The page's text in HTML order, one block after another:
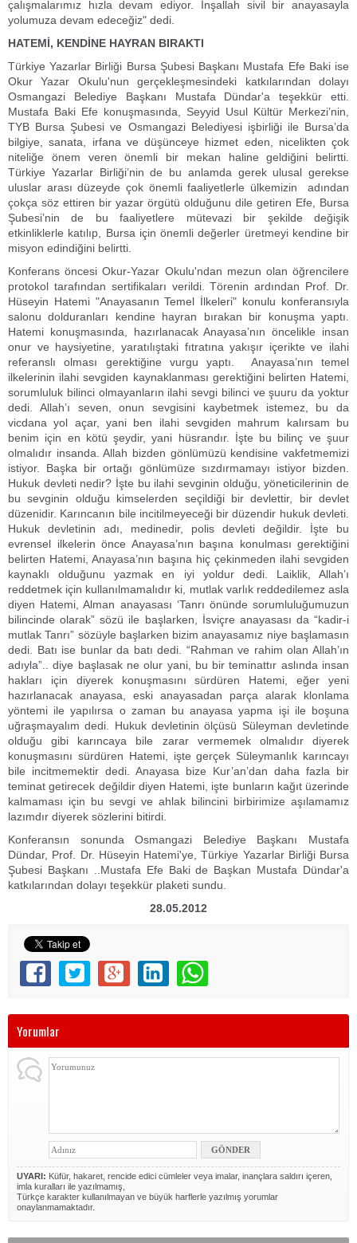
çalışmalarımız hızla devam ediyor. İnşallah sivil bir anayasayla
yolumuza devam edeceğiz" dedi.
HATEMİ, KENDİNE HAYRAN BIRAKTI
Türkiye Yazarlar Birliği Bursa Şubesi Başkanı Mustafa Efe Baki ise
Okur Yazar Okulu'nun gerçekleşmesindeki katkılarından dolayı
Osmangazi Belediye Başkanı Mustafa Dündar'a teşekkür etti.
Mustafa Baki Efe konuşmasında, Seyyid Usul Kültür Merkezi’nin,
TYB Bursa Şubesi ve Osmangazi Belediyesi işbirliği ile Bursa’da
bilgiye, sanata, irfana ve düşünceye hizmet eden, nicelikten çok
niteliğe önem veren önemli bir mekan haline geldiğini belirtti.
Türkiye Yazarlar Birliği’nin de bu anlamda gerek ulusal gerekse
uluslar arası düzeyde çok önemli faaliyetlerle ülkemizin adından
çokça söz ettiren bir yazar örgütü olduğunu dile getiren Efe, Bursa
Şubesi’nin de bu faaliyetlere mütevazi bir şekilde değişik
etkinliklerle katılıp, Bursa için önemli değerler üretmeyi kendine bir
misyon edindiğini belirtti.
Konferans öncesi Okur-Yazar Okulu'ndan mezun olan öğrencilere
protokol tarafından sertifikaları verildi. Törenin ardından Prof. Dr.
Hüseyin Hatemi "Anayasanın Temel İlkeleri" konulu konferansıyla
salonu dolduranları kendine hayran bırakan bir konuşma yaptı.
Hatemi konuşmasında, hazırlanacak Anayasa’nın öncelikle insan
onur ve haysiyetine, yaratılıştaki fıtratına yakışır içerikte ve ilahi
referanslı olması gerektiğine vurgu yaptı. Anayasa’nın temel
ilkelerinin ilahi sevgiden kaynaklanması gerektiğini belirten Hatemi,
sorumluluk bilinci olmayanların ilahi sevgi bilinci ve şuuru da yoktur
dedi. Allah’ı seven, onun sevgisini kaybetmek istemez, bu da
vicdana yol açar, yani ben ilahi sevgiden mahrum kalırsam bu
benim için en kötü şeydir, yani hüsrandır. İşte bu bilinç ve şuur
olmalıdır insanda. Allah bizden gönlümüzü kendisine vakfetmemizi
istiyor. Başka bir ortağı gönlümüze sızdırmamayı istiyor bizden.
Hukuk devleti nedir? İşte bu ilahi sevginin olduğu, yöneticilerinin de
bu sevginin olduğu kimselerden seçildiği bir devlettir, bir devlet
düzenidir. Karıncanın bile incitilmeyeceği bir düzendir hukuk devleti.
Hukuk devletinin adı, medinedir, polis devleti değildir. İşte bu
evrensel ilkelerin önce Anayasa’nın başına konulması gerektiğini
belirten Hatemi, Anayasa’nın başına hiç çekinmeden ilahi sevgiden
kaynaklı olduğunu yazmak en iyi yoldur dedi. Laiklik, Allah’ı
reddetmek için kullanılmamalıdır ki, mutlak varlık reddedilemez asla
diyen Hatemi, Alman anayasası ‘Tanrı önünde sorumluluğumuzun
bilincinde olarak” sözü ile başlarken, İsviçre anayasası da “kadir-i
mutlak Tanrı” sözüyle başlarken bizim anayasamız niye başlamasın
dedi. Batı ise bunlar da batı dedi. “Rahman ve rahim olan Allah’ın
adıyla”.. diye başlasak ne olur yani, bu bir teminattır aslında insan
hakları için diyerek konuşmasını sürdüren Hatemi, eğer yeni
hazırlanacak anayasa, eski anayasadan parça alarak klonlama
yöntemi ile yapılırsa o zaman bu anayasa yapma işi ile boşuna
uğraşmayalım dedi. Hukuk devletinin ölçüsü Süleyman devletinde
olduğu gibi karıncaya bile zarar vermemek olmalıdır diyerek
konuşmasını sürdüren Hatemi, işte gerçek Süleymanlık karıncayı
bile incitmemektir dedi. Anayasa bize Kur’an’dan daha fazla bir
teminat getirecek değildir diyen Hatemi, işte bunların kağıt üzerinde
kalmaması için bu sevgi ve ahlak bilincini birbirimize aşılamamız
lazımdır diyerek sözlerini bitirdi.
Konferansın sonunda Osmangazi Belediye Başkanı Mustafa
Dündar, Prof. Dr. Hüseyin Hatemi'ye, Türkiye Yazarlar Birliği Bursa
Şubesi Başkanı ..Mustafa Efe Baki de Başkan Mustafa Dündar'a
katkılarından dolayı teşekkür plaketi sundu.
28.05.2012
Yorumlar
UYARI: Küfür, hakaret, rencide edici cümleler veya imalar, inançlara saldırı içeren,
imla kuralları ile yazılmamış,
Türkçe karakter kullanılmayan ve büyük harflerle yazılmış yorumlar
onaylanmamaktadır.